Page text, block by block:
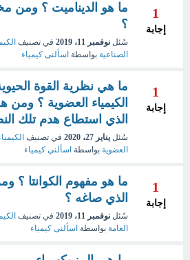
1
إجابة
ما هو الديناميت ؟ ومن
؟
سُئل نوفمبر 11، 2019 في تصنيف
الصناعية بواسطة اسألنى كيمياء
1
إجابة
ما هي نظرية القوة
الكيمياء العضوية ؟ ومن
الذي استطاع هدم تلك
سُئل يناير 27، 2020 في تصنيف
العضوية بواسطة اسألني كيمياء
1
إجابة
ما هو مفهوم الكوانتا ؟
الذي صاغه ؟
سُئل نوفمبر 11، 2019 في تصنيف
العامة بواسطة اسألنى كيمياء